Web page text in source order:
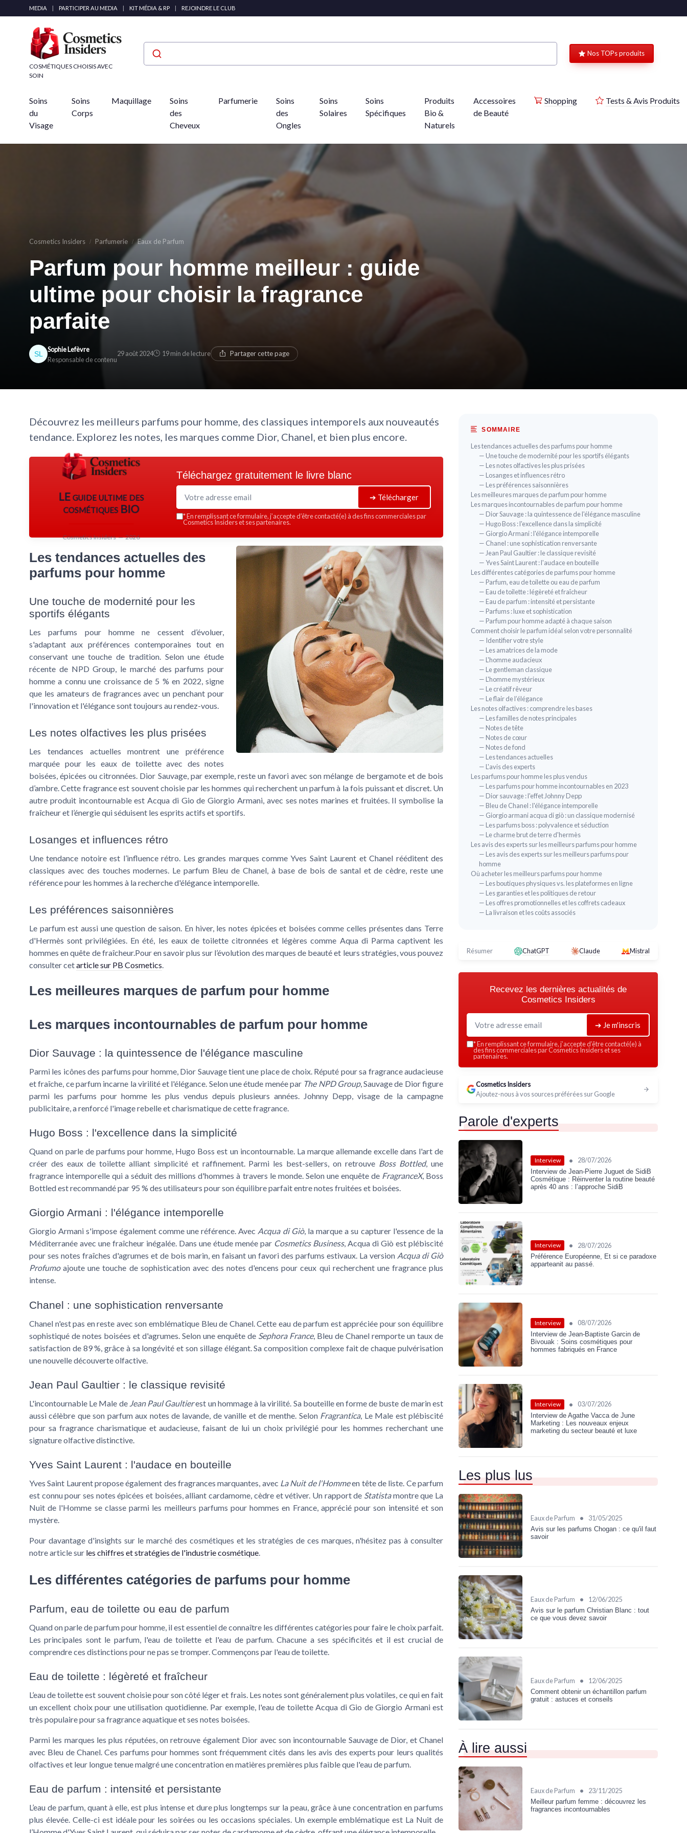
MEDIA | PARTICIPER AU MEDIA | KIT MÉDIA & RP | REJOINDRE LE CLUB
COSMÉTIQUES CHOISIS AVEC
SOIN
Nos TOPs produits
Soins
du
Visage
Soins
Corps
Maquillage
Soins
des
Cheveux
Parfumerie
Soins
des
Ongles
Soins
Solaires
Soins
Spécifiques
Produits
Bio &
Naturels
Accessoires
de Beauté
Shopping Tests & Avis Produits
Cosmetics Insiders Parfumerie Eaux de Parfum
Parfum pour homme meilleur : guide
ultime pour choisir la fragrance
parfaite
Sophie Lefèvre
Responsable de contenu
29 août 2024 19 min de lecture Partager cette page
Découvrez les meilleurs parfums pour homme, des classiques intemporels aux nouveautés
tendance. Explorez les notes, les marques comme Dior, Chanel, et bien plus encore.
LE guide ultime des
cosmétiques BIO
Cosmetics Insiders — 2026
Téléchargez gratuitement le livre blanc
➔ Télécharger
*En remplissant ce formulaire, j’accepte d’être contacté(e) à des fins commerciales par
Cosmetics Insiders et ses partenaires.
Les tendances actuelles des
parfums pour homme
Une touche de modernité pour les
sportifs élégants
Les parfums pour homme ne cessent d’évoluer,
s'adaptant aux préférences contemporaines tout en
conservant une touche de tradition. Selon une étude
récente de NPD Group, le marché des parfums pour
homme a connu une croissance de 5 % en 2022, signe
que les amateurs de fragrances avec un penchant pour
l'innovation et l'élégance sont toujours au rendez-vous.
Les notes olfactives les plus prisées
Les tendances actuelles montrent une préférence
marquée pour les eaux de toilette avec des notes
boisées, épicées ou citronnées. Dior Sauvage, par exemple, reste un favori avec son mélange de bergamote et de bois
d’ambre. Cette fragrance est souvent choisie par les hommes qui recherchent un parfum à la fois puissant et discret. Un
autre produit incontournable est Acqua di Gio de Giorgio Armani, avec ses notes marines et fruitées. Il symbolise la
fraîcheur et l’énergie qui séduisent les esprits actifs et sportifs.
Losanges et influences rétro
Une tendance notoire est l’influence rétro. Les grandes marques comme Yves Saint Laurent et Chanel rééditent des
classiques avec des touches modernes. Le parfum Bleu de Chanel, à base de bois de santal et de cèdre, reste une
référence pour les hommes à la recherche d'élégance intemporelle.
Les préférences saisonnières
Le parfum est aussi une question de saison. En hiver, les notes épicées et boisées comme celles présentes dans Terre
d'Hermès sont privilégiées. En été, les eaux de toilette citronnées et légères comme Aqua di Parma captivent les
hommes en quête de fraîcheur.Pour en savoir plus sur l’évolution des marques de beauté et leurs stratégies, vous pouvez
consulter cetarticle sur PB Cosmetics.
Les meilleures marques de parfum pour homme
Les marques incontournables de parfum pour homme
Dior Sauvage : la quintessence de l'élégance masculine
Parmi les icônes des parfums pour homme, Dior Sauvagetient une place de choix. Réputé pour sa fragrance audacieuse
et fraîche, ce parfum incarne la virilité et l'élégance. Selon une étude menée par The NPD Group, Sauvage de Dior figure
parmi les parfums pour homme les plus vendus depuis plusieurs années. Johnny Depp, visage de la campagne
publicitaire, a renforcé l'image rebelle et charismatique de cette fragrance.
Hugo Boss : l'excellence dans la simplicité
Quand on parle de parfums pour homme, Hugo Boss est un incontournable. La marque allemande excelle dans l'art de
créer des eaux de toilettealliant simplicité et raffinement. Parmi les best-sellers, on retrouve Boss Bottled, une
fragrance intemporelle qui a séduit des millions d'hommes à travers le monde. Selon une enquête de FragranceX, Boss
Bottled est recommandé par 95 % des utilisateurs pour son équilibre parfait entre notes fruitées et boisées.
Giorgio Armani : l'élégance intemporelle
Giorgio Armani s'impose également comme une référence. Avec Acqua di Giò, la marque a su capturer l'essence de la
Méditerranée avec une fraîcheur inégalée. Dans une étude menée par Cosmetics Business, Acqua di Giò est plébiscité
pour ses notes fraîches d'agrumes et de bois marin, en faisant un favori des parfums estivaux. La version Acqua di Giò
Profumoajoute une touche de sophistication avec des notes d'encens pour ceux qui recherchent une fragrance plus
intense.
Chanel : une sophistication renversante
Chanel n'est pas en reste avec son emblématique Bleu de Chanel. Cette eau de parfum est appréciée pour son équilibre
sophistiqué de notes boisées et d'agrumes. Selon une enquête de Sephora France, Bleu de Chanel remporte un taux de
satisfaction de 89 %, grâce à sa longévité et son sillage élégant. Sa composition complexe fait de chaque pulvérisation
une nouvelle découverte olfactive.
Jean Paul Gaultier : le classique revisité
L'incontournable Le Male de Jean Paul Gaultierest un hommage à la virilité. Sa bouteille en forme de buste de marin est
aussi célèbre que son parfum aux notes de lavande, de vanille et de menthe. Selon Fragrantica, Le Male est plébiscité
pour sa fragrance charismatique et audacieuse, faisant de lui un choix privilégié pour les hommes recherchant une
signature olfactive distinctive.
Yves Saint Laurent : l'audace en bouteille
Yves Saint Laurent propose également des fragrances marquantes, avec La Nuit de l'Hommeen tête de liste. Ce parfum
est connu pour ses notes épicées et boisées, alliant cardamome, cèdre et vétiver. Un rapport de Statistamontre que La
Nuit de l'Homme se classe parmi les meilleurs parfums pour hommes en France, apprécié pour son intensité et son
mystère.
Pour davantage d'insights sur le marché des cosmétiques et les stratégies de ces marques, n'hésitez pas à consulter
notre article sur les chiffres et stratégies de l'industrie cosmétique.
Les différentes catégories de parfums pour homme
Parfum, eau de toilette ou eau de parfum
Quand on parle de parfum pour homme, il est essentiel de connaître les différentes catégories pour faire le choix parfait.
Les principales sont le parfum, l'eau de toilette et l'eau de parfum. Chacune a ses spécificités et il est crucial de
comprendre ces distinctions pour ne pas se tromper. Commençons par l'eau de toilette.
Eau de toilette : légèreté et fraîcheur
L’eau de toilette est souvent choisie pour son côté léger et frais. Les notes sont généralement plus volatiles, ce qui en fait
un excellent choix pour une utilisation quotidienne. Par exemple, l'eau de toilette Acqua di Gio de Giorgio Armani est
très populaire pour sa fragrance aquatique et ses notes boisées.
Parmi les marques les plus réputées, on retrouve également Dior avec son incontournable Sauvage de Dior, et Chanel
avec Bleu de Chanel. Ces parfums pour hommes sont fréquemment cités dans les avis des experts pour leurs qualités
olfactives et leur longue tenue malgré une concentration en matières premières plus faible que l'eau de parfum.
Eau de parfum : intensité et persistante
L’eau de parfum, quant à elle, est plus intense et dure plus longtemps sur la peau, grâce à une concentration en parfums
plus élevée. Celle-ci est idéale pour les soirées ou les occasions spéciales. Un exemple emblématique est La Nuit de
SOMMAIRE
Les tendances actuelles des parfums pour homme
— Une touche de modernité pour les sportifs élégants
— Les notes olfactives les plus prisées
— Losanges et influences rétro
— Les préférences saisonnières
Les meilleures marques de parfum pour homme
Les marques incontournables de parfum pour homme
— Dior Sauvage : la quintessence de l'élégance masculine
— Hugo Boss : l'excellence dans la simplicité
— Giorgio Armani : l'élégance intemporelle
— Chanel : une sophistication renversante
— Jean Paul Gaultier : le classique revisité
— Yves Saint Laurent : l'audace en bouteille
Les différentes catégories de parfums pour homme
— Parfum, eau de toilette ou eau de parfum
— Eau de toilette : légèreté et fraîcheur
— Eau de parfum : intensité et persistante
— Parfums : luxe et sophistication
— Parfum pour homme adapté à chaque saison
Comment choisir le parfum idéal selon votre personnalité
— Identifier votre style
— Les amatrices de la mode
— L'homme audacieux
— Le gentleman classique
— L'homme mystérieux
— Le créatif rêveur
— Le flair de l’élégance
Les notes olfactives : comprendre les bases
— Les familles de notes principales
— Notes de tête
— Notes de cœur
— Notes de fond
— Les tendances actuelles
— L'avis des experts
Les parfums pour homme les plus vendus
— Les parfums pour homme incontournables en 2023
— Dior sauvage : l'effet Johnny Depp
— Bleu de Chanel : l'élégance intemporelle
— Giorgio armani acqua di giò : un classique modernisé
— Les parfums boss : polyvalence et séduction
— Le charme brut de terre d'hermès
Les avis des experts sur les meilleurs parfums pour homme
— Les avis des experts sur les meilleurs parfums pour
homme
Où acheter les meilleurs parfums pour homme
— Les boutiques physiques vs. les plateformes en ligne
— Les garanties et les politiques de retour
— Les offres promotionnelles et les coffrets cadeaux
— La livraison et les coûts associés
Résumer ChatGPT Claude Mistral
Recevez les dernières actualités de
Cosmetics Insiders
➔ Je m'inscris
*En remplissant ce formulaire, j’accepte d’être contacté(e) à
des fins commerciales par Cosmetics Insiders et ses
partenaires.
Cosmetics Insiders
Ajoutez-nous à vos sources préférées sur Google
Parole d'experts
Interview • 28/07/2026
Interview de Jean-Pierre Juguet de SidiB
Cosmétique : Réinventer la routine beauté
après 40 ans : l’approche SidiB
Interview • 28/07/2026
Préférence Européenne, Et si ce paradoxe
apparteanit au passé.
Interview • 08/07/2026
Interview de Jean-Baptiste Garcin de
Bivouak : Soins cosmétiques pour
hommes fabriqués en France
Interview • 03/07/2026
Interview de Agathe Vacca de June
Marketing : Les nouveaux enjeux
marketing du secteur beauté et luxe
Les plus lus
Eaux de Parfum • 31/05/2025
Avis sur les parfums Chogan : ce qu'il faut
savoir
Eaux de Parfum • 12/06/2025
Avis sur le parfum Christian Blanc : tout
ce que vous devez savoir
Eaux de Parfum • 12/06/2025
Comment obtenir un échantillon parfum
gratuit : astuces et conseils
À lire aussi
Eaux de Parfum • 23/11/2025
Meilleur parfum femme : découvrez les
fragrances incontournables
Panneau de gestion des cookies